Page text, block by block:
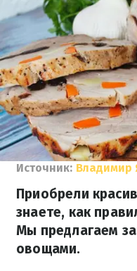
Источник: Владимир
Приобрели
знаете, как
Мы предлагаем
овощами.